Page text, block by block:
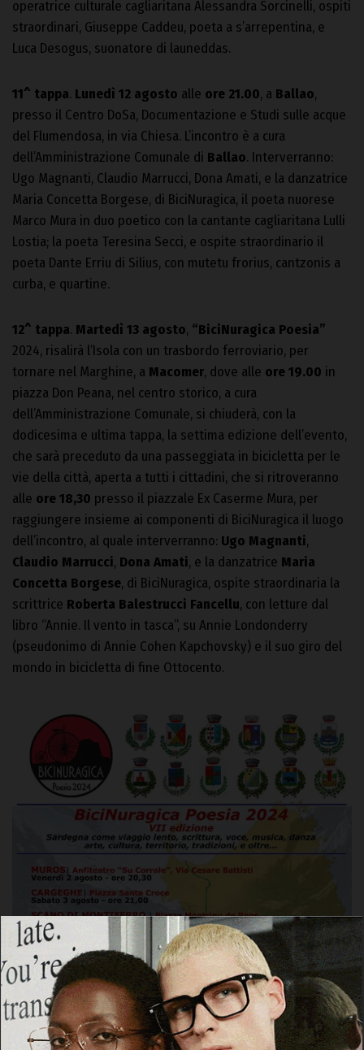
operatrice culturale cagliaritana Alessandra Sorcinelli, ospiti
straordinari, Giuseppe Caddeu, poeta a s’arrepentina, e
Luca Desogus, suonatore di launeddas.
11^ tappa. Lunedì 12 agosto alle ore 21.00, a Ballao,
presso il Centro DoSa, Documentazione e Studi sulle acque
del Flumendosa, in via Chiesa. L’incontro è a cura
dell’Amministrazione Comunale di Ballao. Interverranno:
Ugo Magnanti, Claudio Marrucci, Dona Amati, e la danzatrice
Maria Concetta Borgese, di BiciNuragica, il poeta nuorese
Marco Mura in duo poetico con la cantante cagliaritana Lulli
Lostia; la poeta Teresina Secci, e ospite straordinario il
poeta Dante Erriu di Silius, con mutetu frorius, cantzonis a
curba, e quartine.
12^ tappa. Martedì 13 agosto, “BiciNuragica Poesia”
2024, risalirà l’Isola con un trasbordo ferroviario, per
tornare nel Marghine, a Macomer, dove alle ore 19.00 in
piazza Don Peana, nel centro storico, a cura
dell’Amministrazione Comunale, si chiuderà, con la
dodicesima e ultima tappa, la settima edizione dell’evento,
che sarà preceduto da una passeggiata in bicicletta per le
vie della città, aperta a tutti i cittadini, che si ritroveranno
alle ore 18,30 presso il piazzale Ex Caserme Mura, per
raggiungere insieme ai componenti di BiciNuragica il luogo
dell’incontro, al quale interverranno: Ugo Magnanti,
Claudio Marrucci, Dona Amati, e la danzatrice Maria
Concetta Borgese, di BiciNuragica, ospite straordinaria la
scrittrice Roberta Balestrucci Fancellu, con letture dal
libro “Annie. Il vento in tasca”, su Annie Londonderry
(pseudonimo di Annie Cohen Kapchovsky) e il suo giro del
mondo in bicicletta di fine Ottocento.